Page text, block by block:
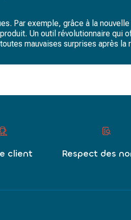
Par exemple, grâce à la
Un outil révolutionnaire qui
mauvaises surprises après la
client Respect des